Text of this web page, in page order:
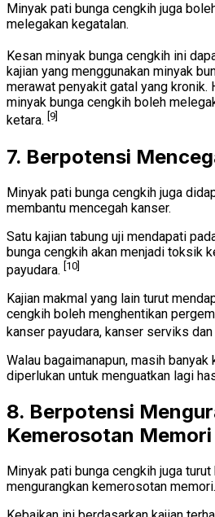
Minyak pati bunga cengkih juga
melegakan kegatalan.
Kesan minyak bunga cengkih ini
kajian yang menggunakan minyak
merawat penyakit gatal yang kronik.
minyak bunga cengkih boleh
ketara. [9]
7. Berpotensi
Minyak pati bunga cengkih juga
membantu mencegah kanser.
Satu kajian tabung uji mendapati
bunga cengkih akan menjadi toksik
payudara. [10]
Kajian makmal yang lain turut
cengkih boleh menghentikan
kanser payudara, kanser serviks
Walau bagaimanapun, masih banyak
diperlukan untuk menguatkan lagi
8. Berpotensi
Kemerosotan Memori
Minyak pati bunga cengkih juga
mengurangkan kemerosotan memori.